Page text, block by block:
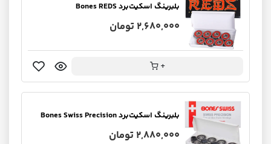
بلبرینگ اسکیت‌برد Bones REDS
2,680,000 تومان
+
بلبرینگ اسکیت‌برد Bones Swiss Precision
2,880,000 تومان